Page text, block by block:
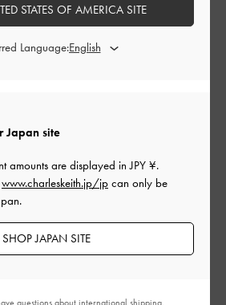
とてもよかった
Japan site
amounts are displayed inJPY ¥.
www.charleskeith.jp/jp can only be
SHOP JAPAN SITE
STATES OF AMERICA SITE
Language:
questions about international shipping.